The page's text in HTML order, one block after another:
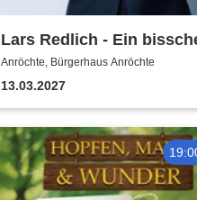
Lars Redlich - Ein
Lars muss sein!
Anröchte, Bürgerhaus Anröchte
13.03.2027